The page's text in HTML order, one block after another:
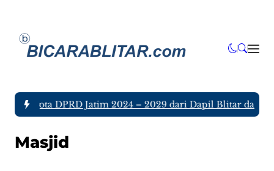
Anggota DPRD Jatim 2024 – 2029 dari Dapil Blitar dan
Masjid